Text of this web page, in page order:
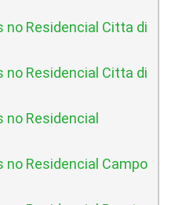
no Residencial Citta di
no Residencial Citta di
no Residencial
no Residencial Campo